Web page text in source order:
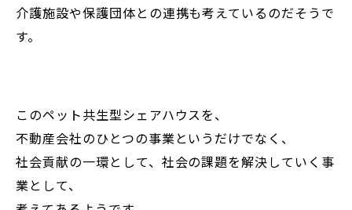
介護施設や保護団体との連携も考えているのだそうで
す。
このペット共生型シェアハウスを、
不動産会社のひとつの事業というだけでなく、
社会貢献の一環として、社会の課題を解決していく事
業として、